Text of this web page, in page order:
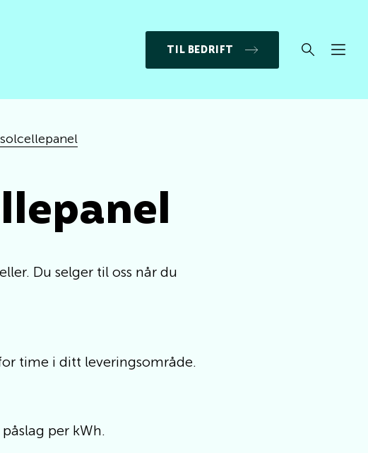
TIL BEDRIFT
Du selger til oss når du
time i ditt leveringsområde.
per kWh.